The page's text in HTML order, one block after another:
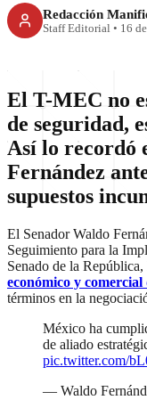
Redacción
Staff Editorial • 16
El T-MEC no
de seguridad,
Así lo recordó
Fernández
supuestos
El Senador Waldo
Seguimiento para la
Senado de la
económico y
términos en la
México ha
de aliado
pic.twitter.com/
— Waldo